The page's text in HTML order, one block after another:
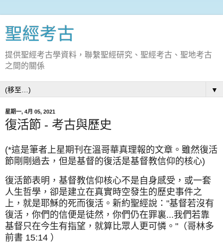
聖經考古
提供聖經考古學資料，聯繫聖經研究、聖經考古、聖地考古
之間的關係
▼
星期一, 4月 05, 2021
復活節 - 考古與歷史
(*這是筆者上星期刊在溫哥華真理報的文章。雖然復活
節剛剛過去，但是基督的復活是基督教信仰的核心)
復活節表明，基督教信仰核心不是自身感受，或一套
人生哲學，卻是建立在真實時空發生的歷史事件之
上，就是耶穌的死而復活。新約聖經說："基督若沒有
復活，你們的信便是徒然，你們仍在罪裏...我們若靠
基督只在今生有指望，就算比眾人更可憐。"（哥林多
前書 15:14 ）